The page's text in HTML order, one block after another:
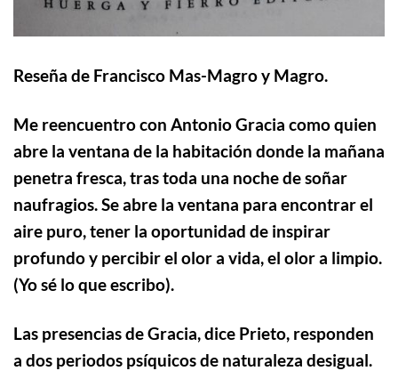
Reseña de Francisco Mas-Magro y Magro.
Me reencuentro con Antonio Gracia como quien
abre la ventana de la habitación donde la mañana
penetra fresca, tras toda una nochede soñar
naufragios.Se abre la ventana para encontrar el
aire puro, tener la oportunidad de inspirar
profundo y percibir el olor a vida, el olor a limpio.
(Yo sé lo que escribo).
Las presencias de Gracia, dice Prieto, responden
a dos periodos psíquicos de naturaleza desigual.